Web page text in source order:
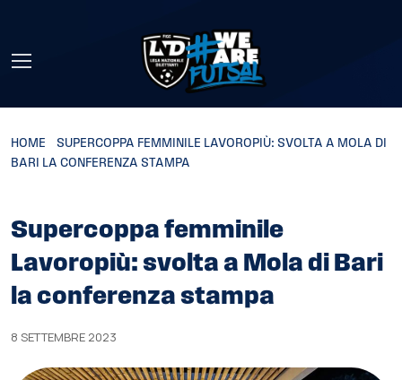
HOME
SUPERCOPPA FEMMINILE LAVOROPIÙ: SVOLTA A MOLA DI
BARI LA CONFERENZA STAMPA
Supercoppa femminile
Lavoropiù: svolta a Mola di Bari
la conferenza stampa
8 SETTEMBRE 2023